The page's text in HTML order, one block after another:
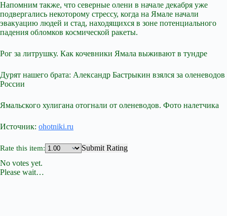
Напомним также, что северные олени в начале декабря уже
подвергались некоторому стрессу, когда на Ямале начали
эвакуацию людей и стад, находящихся в зоне потенциального
падения обломков космической ракеты.
Рог за литрушку. Как кочевники Ямала выживают в тундре
Дурят нашего брата: Александр Бастрыкин взялся за оленеводов
России
Ямальского хулигана отогнали от оленеводов. Фото налетчика
Источник: ohotniki.ru
Rate this item:
Submit Rating
No votes yet.
Please wait…